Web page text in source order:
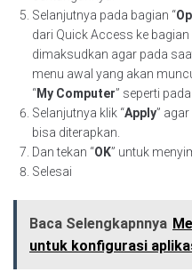
Selanjutnya pada bagian “
dari Quick Access ke bagian
dimaksudkan agar pada
menu awal yang akan
“My Computer” seperti
Selanjutnya klik “Apply”
bisa diterapkan.
Dan tekan “OK” untuk
Selesai
Baca Selengkapnnya
untuk konfigurasi